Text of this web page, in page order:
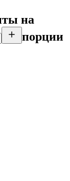
на
порции